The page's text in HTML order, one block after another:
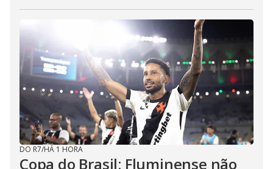
DO R7/HÁ 1 HORA
Copa do Brasil: Fluminense não